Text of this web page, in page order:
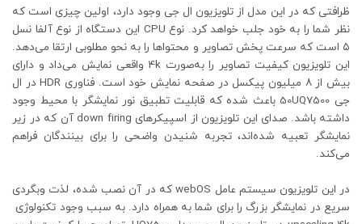
ظرافتی که در این مدل از تلویزیون ال جی وجود دارد، اولین چیزی است که
نظر شما را به خود جلب خواهد کرد. نوع CPU این دستگاه از نوع آلفا نسل
۵ است که سرعت پخش تصاویر و محتواها را به نحو مطلوبی ارتقا می‌دهد.
این تلویزیون کیفیت تصاویر را به‌صورت 4k واقعی نمایش می‌داد و دارای
بیش از ۸ میلیون پیکسل در صفحه نمایش خود است. فناوری HDR در ال
جی 50UQ7500 باعث شده که قابلیت تطبیق نور نمایشگر با محیط وجود
داشته باشد. صدای این تلویزیون از اسپیکرهای down firing آن که در زیر
نمایشگر تعبیه شده‌اند، تجربه شنیدن واضحی را برای بینندگان فراهم
می‌کند.
در این تلویزیون سیستم عامل webOS که در آن نصب شده، لذت وبگردی
سریع در نمایشگر بزرگ را برای شما به همراه دارد. به سبب وجود تکنولوژی